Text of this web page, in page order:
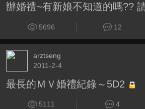
辦婚禮~有新娘不知道的嗎??
5696 12
arztseng
2011-2-4
最長的ＭＶ婚禮紀錄～5D2
5111 4